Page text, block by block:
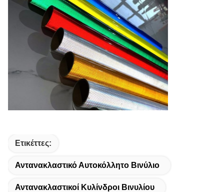
Ετικέττες:
Αντανακλαστικό Αυτοκόλλητο Βινύλιο
Αντανακλαστικοί Κυλίνδροι Βινυλίου